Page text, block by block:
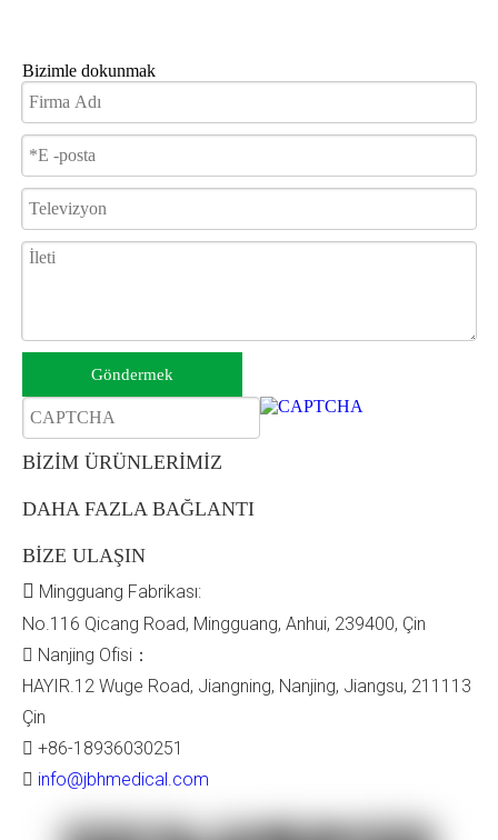
Bizimle dokunmak
Göndermek
BİZİM ÜRÜNLERİMİZ
DAHA FAZLA BAĞLANTI
BİZE ULAŞIN
 Mingguang Fabrikası:
No.116 Qicang Road, Mingguang, Anhui, 239400, Çin
 Nanjing Ofisi：
HAYIR.12 Wuge Road, Jiangning, Nanjing, Jiangsu, 211113
Çin
 +86-18936030251
 info@jbhmedical.com